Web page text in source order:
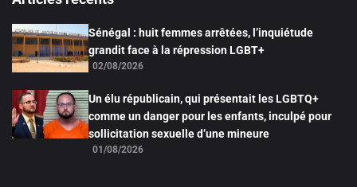
Sénégal : huit femmes arrêtées, l’inquiétude
grandit face à la répression LGBT+
02/08/2026
Un élu républicain, qui présentait les LGBTQ+
comme un danger pour les enfants, inculpé pour
sollicitation sexuelle d’une mineure
01/08/2026